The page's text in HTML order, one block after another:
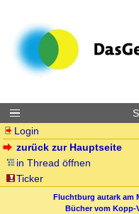
Login
zurück zur Hauptseite
in Thread öffnen
Ticker
Fluchtburg autark am
Bücher vom Kopp-